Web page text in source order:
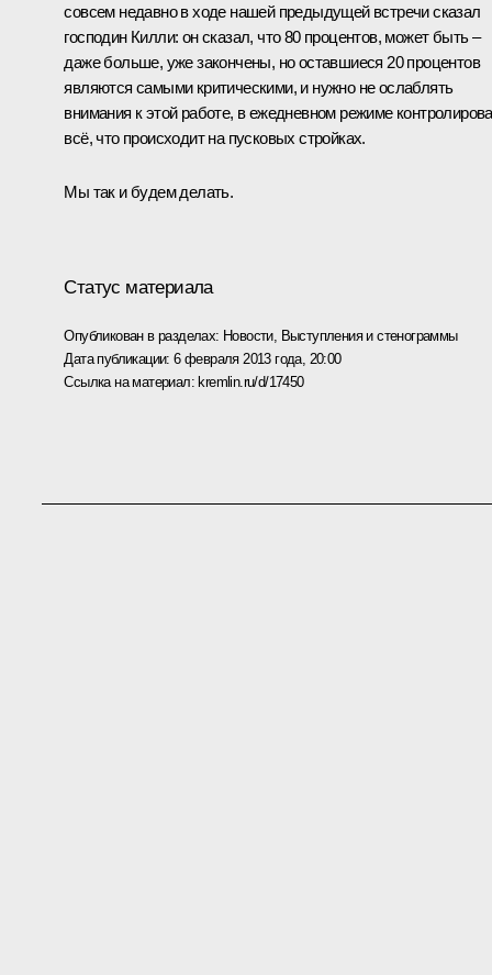
совсем недавно в ходе нашей предыдущей встречи сказал
господин Килли: он сказал, что 80 процентов, может быть –
даже больше, уже закончены, но оставшиеся 20 процентов
являются самыми критическими, и нужно не ослаблять
внимания к этой работе, в ежедневном режиме
всё, что происходит на пусковых стройках.
Мы так и будем делать.
Статус материала
Опубликован в разделах: Новости, Выступления и стенограммы
Дата публикации:6 февраля 2013 года, 20:00
Ссылка на материал: kremlin.ru/d/17450